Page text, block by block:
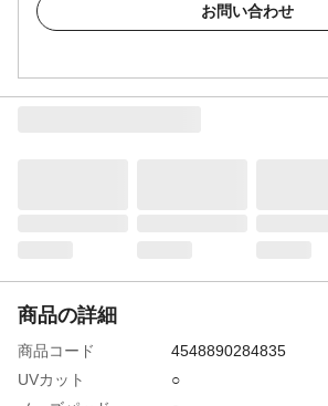
お問い合わせ
商品の詳細
商品コード
4548890284835
UVカット
○